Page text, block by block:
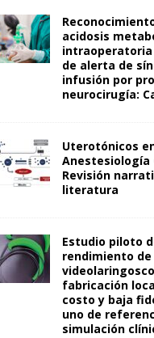
acidosis
intraoperatoria
de alerta de
infusión por
neurocirugía:
Uterotónicos
Anestesiología
Revisión
literatura
Estudio piloto
rendimiento de
fabricación
costo y baja
uno de
simulación